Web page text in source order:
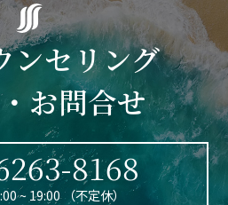
ンセリング
お問合せ
8168
~ 19:00 （不定休）